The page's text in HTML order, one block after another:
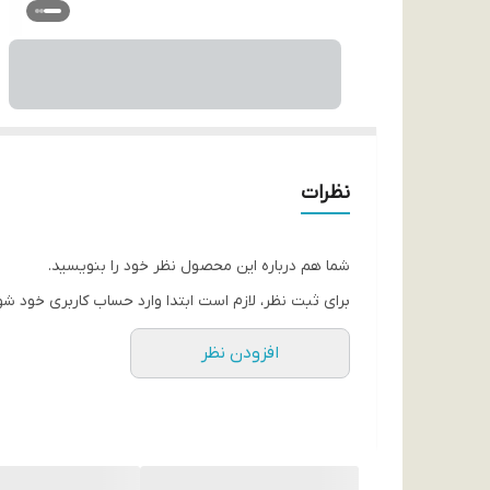
نظرات
شما هم درباره این محصول نظر خود را بنویسید.
برای ثبت نظر، لازم است ابتدا وارد حساب کاربری خود
افزودن نظر